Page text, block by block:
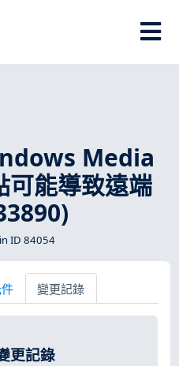
Media
能導致遠端
ID 84054
變更記錄
更記錄